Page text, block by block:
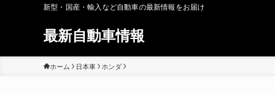
新型・国産・輸入など自動車の最新情報をお届け
最新自動車情報
ホーム 日本車 ホンダ